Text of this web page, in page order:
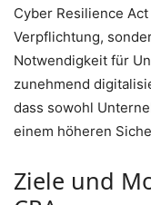
Cyber Resilience
Verpflichtung,
Notwendigkeit für
zunehmend
dass sowohl
einem höheren
Ziele und